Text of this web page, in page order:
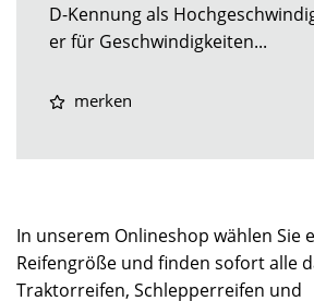
D-Kennung als
er für Geschwindigkeiten...
merken
In unserem Onlineshop wählen Sie
Reifengröße und finden sofort alle
Traktorreifen, Schlepperreifen und